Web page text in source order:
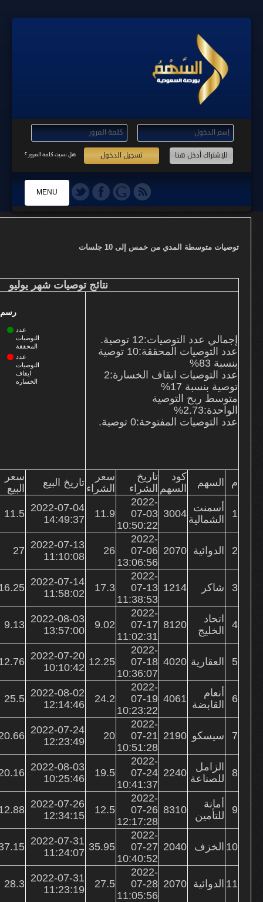
تسجيل الدخول هل نسيت كلمة المرور ؟
MENU
من نحن
توصيات متوسطة المدي من خمس إلى 10 جلسات
نتائج توصيات شهر يوليو
إجمالي عدد التوصيات:12 توصية.
عدد التوصيات المحققة:10 توصية
بنسبة 83%
عدد التوصيات ايقاف الخسارة:2
توصية بنسبة 17%
متوسط ربح التوصية
الواحدة:2.73%
عدد التوصيات المفتوحة:0 توصية.
رسم
عدد
التوصيات
المحققة
عدد
التوصيات
ايقاف
الخساره
م السهم
كود
السهم
تاريخ
الشراء
سعر
الشراء تاريخ البيع
سعر
البيع
1
أسمنت
الشمالية 3004
2022-
07-03
10:50:22
11.9
2022-07-04
14:49:37
11.5
2 الدوائية 2070
2022-
07-06
13:06:56
26
2022-07-13
11:10:08
27
3 شاكر 1214
2022-
07-13
11:38:53
17.3
2022-07-14
11:58:02
4
اتحاد
الخليج
8120
2022-
07-17
11:02:31
9.02
2022-08-03
13:57:00
9.13
5 العقارية 4020
2022-
07-18
10:36:07
12.25
2022-07-20
10:10:42
6
أنعام
القابضة 4061
2022-
07-19
10:23:22
24.2
2022-08-02
12:14:46
25.5
7 سيسكو 2190
2022-
07-21
10:51:28
20
2022-07-24
12:23:49
8
الزامل
للصناعة 2240
2022-
07-24
10:41:37
19.5
2022-08-03
10:25:46
9
أمانة
للتأمين
8310
2022-
07-26
12:17:28
12.5
2022-07-26
12:34:15
10 الخزف 2040
2022-
07-27
10:40:52
35.95
2022-07-31
11:24:07
11 الدوائية 2070
2022-
07-28
11:05:56
27.5
2022-07-31
11:23:19
28.3